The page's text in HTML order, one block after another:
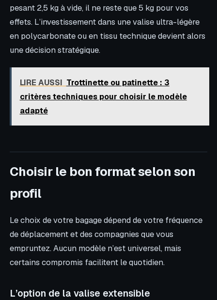
pesant 2,5 kg à vide, il ne reste que 5 kg pour vos
effets. L’investissement dans une valise ultra-légère
en polycarbonate ou en tissu technique devient alors
une décision stratégique.
LIRE AUSSI Trottinette ou patinette : 3
critères techniques pour choisir le modèle
adapté
Choisir le bon format selon son
profil
Le choix de votre bagage dépend de votre fréquence
de déplacement et des compagnies que vous
empruntez. Aucun modèle n’est universel, mais
certains compromis facilitent le quotidien.
L’option de la valise extensible